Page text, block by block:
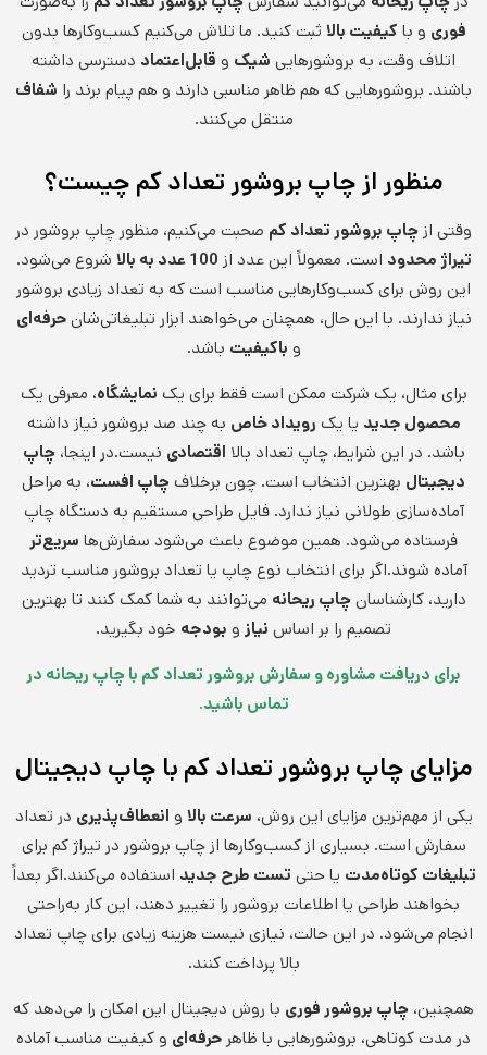
فوری و با کیفیت بالا ثبت کنید. ما تلاش می‌کنیم کسب‌وکارها بدون
اتلاف وقت، به بروشورهایی شیک و قابل‌اعتماد دسترسی داشته
باشند. بروشورهایی که هم ظاهر مناسبی دارند و هم پیام برند را شفاف
منتقل می‌کنند.
منظور از چاپ بروشور تعداد کم چیست؟
وقتی ازچاپ بروشور تعداد کم صحبت می‌کنیم، منظور چاپ بروشور در
تیراژ محدود است. معمولاً این عدد از 100 عدد به بالا
شروع می‌شود.
این روش برای کسب‌وکارهایی مناسب است که به تعداد زیادی بروشور
نیاز ندارند. با این حال، همچنان می‌خواهند ابزار تبلیغاتی‌شانحرفه‌ای
و باکیفیت باشد.
برای مثال، یک شرکت ممکن است فقط برای یک نمایشگاه، معرفی یک
محصول جدید یا یک رویداد خاص به چند صد بروشور نیاز داشته
باشد. در این شرایط، چاپ تعداد بالا اقتصادی نیست.در اینجا،چاپ
دیجیتال بهترین انتخاب است. چون برخلافچاپ افست، به مراحل
آماده‌سازی طولانی نیاز ندارد. فایل طراحی مستقیم به دستگاه چاپ
فرستاده می‌شود. همین موضوع باعث می‌شود سفارش‌ها سریع‌تر
آماده شوند.اگر برای انتخاب نوع چاپ یا تعداد بروشور مناسب تردید
دارید، کارشناسانچاپ ریحانه می‌توانند به شما کمک کنند تا بهترین
تصمیم را بر اساس نیاز و بودجه خود بگیرید.
برای دریافت مشاوره و سفارش بروشور تعداد کم با چاپ ریحانه در
تماس باشید.
مزایای چاپ بروشور تعداد کم با چاپ دیجیتال
یکی از مهم‌ترین مزایای این روش، سرعت بالا و انعطاف‌پذیری در تعداد
سفارش است. بسیاری از کسب‌وکارها از چاپ بروشور در تیراژ کم برای
تبلیغات کوتاه‌مدت یا حتی تست طرح جدید استفاده می‌کنند.اگر بعداً
بخواهند طراحی یا اطلاعات بروشور را تغییر دهند، این کار به‌راحتی
انجام می‌شود. در این حالت، نیازی نیست هزینه زیادی برای چاپ تعداد
بالا پرداخت کنند.
همچنین، چاپ بروشور فوری با روش دیجیتال این امکان را می‌دهد که
در مدت کوتاهی، بروشورهایی با ظاهر حرفه‌ای و کیفیت مناسب آماده